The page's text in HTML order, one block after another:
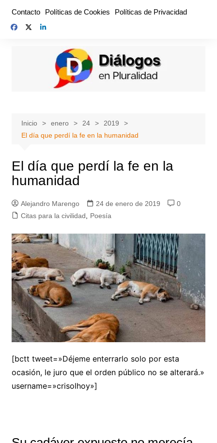
contenido
Contacto Políticas de Cookies Políticas de Privacidad
Inicio enero 24
2019
El día que perdí la fe en la humanidad
El día que perdí la fe en la
humanidad
Alejandro Marengo 24 de enero de 2019
0
Citas para la civilidad
Poesía
[bctt tweet=»Déjeme enterrarlo solo por esta
ocasión, le juro que el orden público no se alterará.»
username=»crisolhoy»]